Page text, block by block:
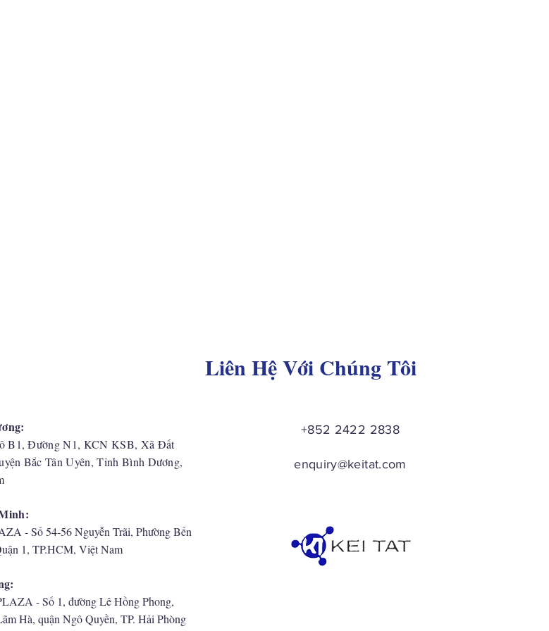
Liên Hệ Với Chúng Tôi
B1, Đường N1, KCN KSB, Xã Đất
Bắc Tân Uyên, Tỉnh Bình Dương,
- Số 54-56 Nguyễn Trãi, Phường Bến
1, TP.HCM, Việt Nam
- Số 1, đường Lê Hồng Phong,
Hà, quận Ngô Quyền, TP. Hải Phòng
+852 2422 2838
enquiry@keitat.com